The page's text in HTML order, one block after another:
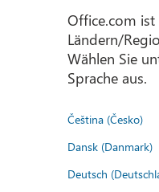
Office.com ist
Ländern/
Wählen Sie
Sprache aus.
Čeština (Česko)
Dansk (Danmark)
Deutsch